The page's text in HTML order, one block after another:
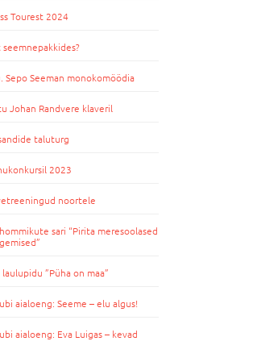
Tourest 2024
Sepo Seeman monokomöödia
Johan Randvere klaveril
taluturg
2023
noortele
sari “Pirita meresoolased
”Püha on maa”
aialoeng: Seeme – elu algus!
aialoeng: Eva Luigas – kevad